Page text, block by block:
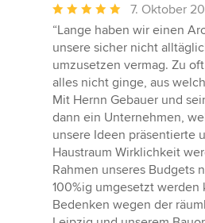
Durchschnittliche
Bewertung:
5
von
5
Sternen
7. Oktober
“Lange haben wir einen
unsere sicher nicht
umzusetzen vermag. Zu
alles nicht ginge, aus
Mit Hernn Gebauer und
dann ein Unternehmen,
unsere Ideen präsentierte
Haustraum Wirklichkeit
Rahmen unseres Budgets
100%ig umgesetzt
Bedenken wegen der